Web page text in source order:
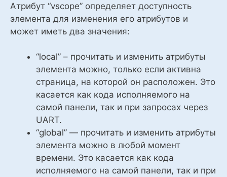
Атрибут “vscope” определяет доступность
элемента для изменения его атрибутов и
может иметь два значения:
“local” – прочитать и изменить атрибуты
элемента можно, только если активна
страница, на которой он расположен. Это
касается как кода исполняемого на
самой панели, так и при запросах через
UART.
“global” — прочитать и изменить атрибуты
элемента можно в любой момент
времени. Это касается как кода
исполняемого на самой панели, так и при